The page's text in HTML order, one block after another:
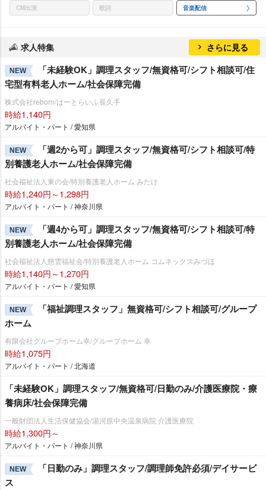
CM出演 歌詞 音楽配信
求人特集 さらに見る
NEW
「未経験OK」調理スタッフ/無資格可/シフト相談可/住
宅型有料老人ホーム/社会保障完備
株式会社reborn/はーとらいふ長久手
時給1,140円
アルバイト・パート / 愛知県
NEW
「週2から可」調理スタッフ/無資格可/シフト相談可/特
別養護老人ホーム/社会保障完備
社会福祉法人東の会/特別養護老人ホーム みたけ
時給1,240円～1,298円
アルバイト・パート / 神奈川県
NEW
「週4から可」調理スタッフ/無資格可/シフト相談可/特
別養護老人ホーム/社会保障完備
社会福祉法人慈雲福祉会/特別養護老人ホーム コムネックスみづほ
時給1,140円～1,270円
アルバイト・パート / 愛知県
NEW
「福祉調理スタッフ」無資格可/シフト相談可/グループ
ホーム
有限会社グループホーム幸/グループホーム 幸
時給1,075円
アルバイト・パート / 北海道
「未経験OK」調理スタッフ/無資格可/日勤のみ/介護医療院・療
養病床/社会保障完備
一般財団法人生活保健協会/湯河原中央温泉病院 介護医療院
時給1,300円～
アルバイト・パート / 神奈川県
NEW
「日勤のみ」調理スタッフ/調理師免許必須/デイサービ
ス